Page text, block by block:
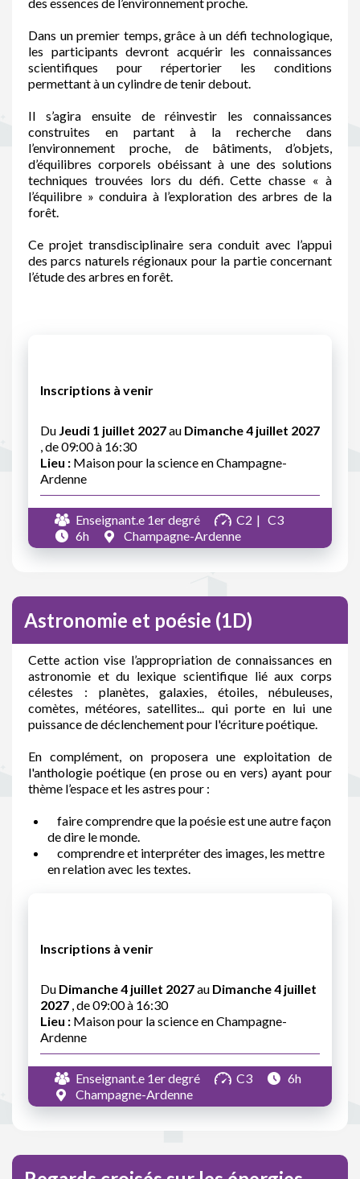
Dans un premier temps, grâce à un défi technologique,
les participants devront acquérir les connaissances
scientifiques pour répertorier les conditions
permettant à un cylindre de tenir debout.
Il s’agira ensuite de réinvestir les connaissances
construites en partant à la recherche dans
l’environnement proche, de bâtiments, d’objets,
d’équilibres corporels obéissant à une des solutions
techniques trouvées lors du défi. Cette chasse « à
l’équilibre » conduira à l’exploration des arbres de la
forêt.
Ce projet transdisciplinaire sera conduit avec l’appui
des parcs naturels régionaux pour la partie concernant
l’étude des arbres en forêt.
Inscriptions à venir
Du Jeudi 1 juillet 2027au Dimanche 4 juillet 2027
, de 09:00 à 16:30
Lieu : Maison pour la science en Champagne-
Ardenne
Enseignant.e 1er degré C2
C3
6h
Champagne-Ardenne
Astronomie et poésie (1D)
Cette action vise l’appropriation de connaissances en
astronomie et du lexique scientifique lié aux corps
célestes : planètes, galaxies, étoiles, nébuleuses,
comètes, météores, satellites... qui porte en lui une
puissance de déclenchement pour l'écriture poétique.
En complément, on proposera une exploitation de
l'anthologie poétique (en prose ou en vers) ayant pour
thème l’espace et les astres pour :
faire comprendre que la poésie est une autre façon
de dire le monde.
comprendre et interpréter des images, les mettre
en relation avec les textes.
Inscriptions à venir
Du Dimanche 4 juillet 2027au Dimanche 4 juillet
2027 , de 09:00 à 16:30
Lieu : Maison pour la science en Champagne-
Ardenne
Enseignant.e 1er degré C3
6h
Champagne-Ardenne